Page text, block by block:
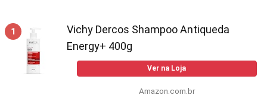
1
Vichy Dercos Shampoo Antiqueda
Energy+ 400g
Ver na Loja
Amazon.com.br